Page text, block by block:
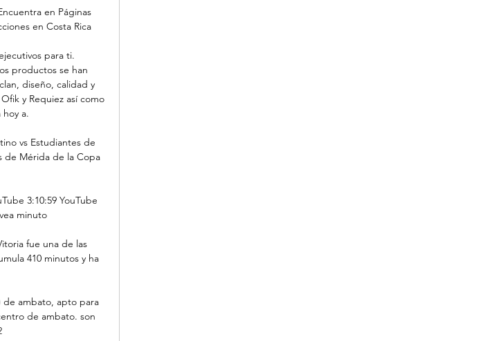
en Páginas
en Costa Rica
para ti.
productos se han
diseño, calidad y
y Requiez así como
a.
vs Estudiantes de
de Mérida de la Copa
3:10:59 YouTube
minuto
fue una de las
410 minutos y ha
de ambato, apto para
de ambato. son